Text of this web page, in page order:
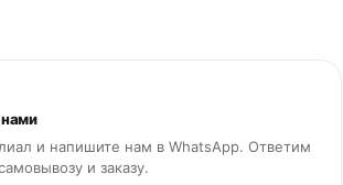
и напишите нам в WhatsApp. Ответим
и заказу.